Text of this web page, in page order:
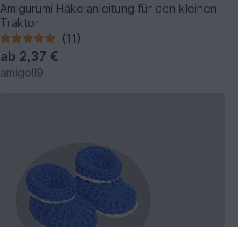
Amigurumi Häkelanleitung für den kleinen
Traktor
(11)
ab 2,37 €
amigoll9